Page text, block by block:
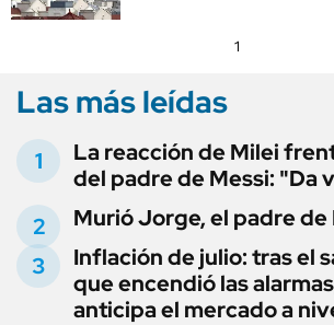
1
Las más leídas
La reacción de Milei
del padre de Messi: "Da
Murió Jorge, el padre de
Inflación de julio: tras el
que encendió las
anticipa el mercado a